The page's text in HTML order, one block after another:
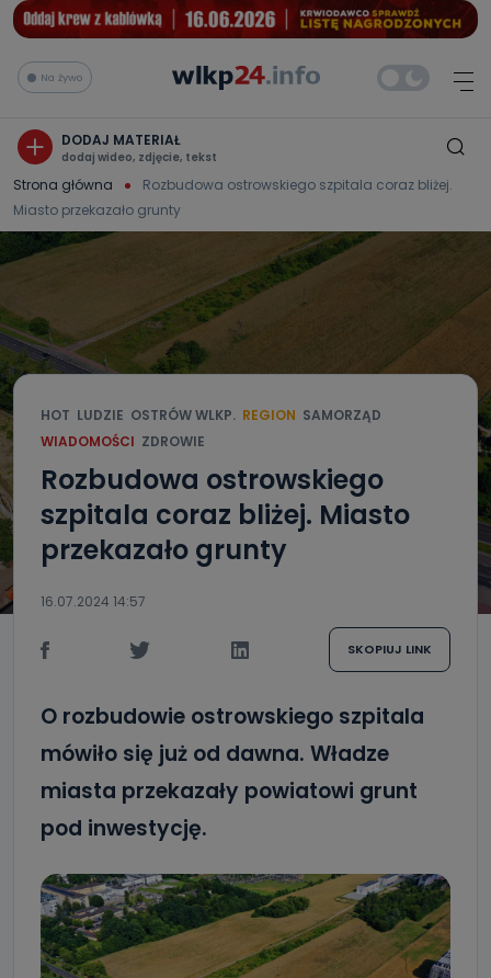
Na żywo
DODAJ MATERIAŁ
dodaj wideo, zdjęcie, tekst
Strona główna
Rozbudowa ostrowskiego szpitala coraz bliżej.
Miasto przekazało grunty
HOT LUDZIE OSTRÓW WLKP. REGION SAMORZĄD
WIADOMOŚCI ZDROWIE
Rozbudowa ostrowskiego
szpitala coraz bliżej. Miasto
przekazało grunty
16.07.2024 14:57
SKOPIUJ LINK
O rozbudowie ostrowskiego szpitala
mówiło się już od dawna. Władze
miasta przekazały powiatowi grunt
pod inwestycję.